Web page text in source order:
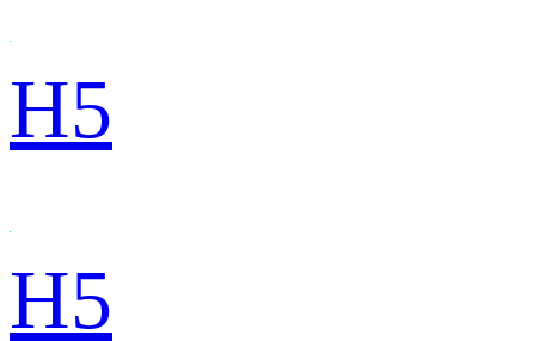
H5
H5